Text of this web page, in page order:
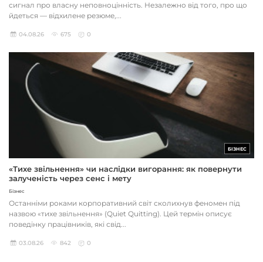
сигнал про власну неповноцінність. Незалежно від того, про що
йдеться — відхилене резюме,...
04.08.26 675 0
БІЗНЕС
«Тихе звільнення» чи наслідки вигорання: як повернути
залученість через сенс і мету
Бізнес
Останніми роками корпоративний світ сколихнув феномен під
назвою «тихе звільнення» (Quiet Quitting). Цей термін описує
поведінку працівників, які свід...
03.08.26 842 0